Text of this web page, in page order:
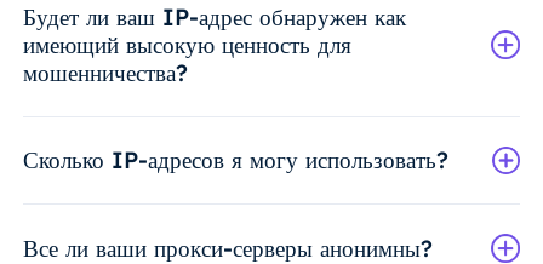
Будет ли ваш IP-адрес обнаружен как
имеющий высокую ценность для
мошенничества?
Сколько IP-адресов я могу использовать?
Все ли ваши прокси-серверы анонимны?